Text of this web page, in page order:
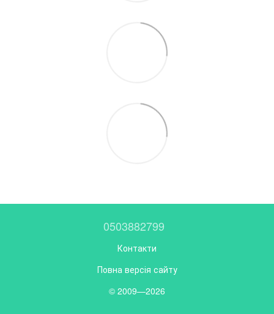
0503882799
Контакти
Повна версія сайту
© 2009—2026